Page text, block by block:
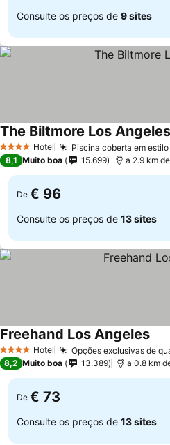
Consulte os preços de 9 sites
4 EstrelasHotel Piscina coberta em
The Biltmore Los Angeles
8,1 Muito boa 15.699 a 2.9 km
De € 96
Consulte os preços de 13 sites
4 EstrelasHotel
Freehand Los Angeles
8,2 Muito boa 13.389 a 0.8 km
De € 73
Consulte os preços de 13 sites